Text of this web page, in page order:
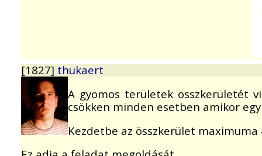
[1827] thukaert
A gyomos területek összkerületét
csökken minden esetben amikor
Kezdetbe az összkerület